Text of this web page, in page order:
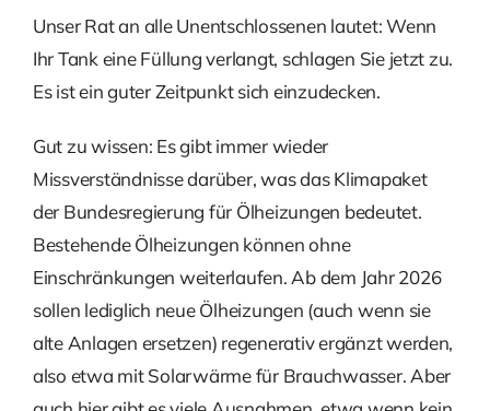
Unser Rat an alle Unentschlossenen lautet: Wenn
Ihr Tank eine Füllung verlangt, schlagen Sie jetzt zu.
Es ist ein guter Zeitpunkt sich einzudecken.
Gut zu wissen: Es gibt immer wieder
Missverständnisse darüber, was das Klimapaket
der Bundesregierung für Ölheizungen bedeutet.
Bestehende Ölheizungen können ohne
Einschränkungen weiterlaufen. Ab dem Jahr 2026
sollen lediglich neue Ölheizungen (auch wenn sie
alte Anlagen ersetzen) regenerativ ergänzt werden,
also etwa mit Solarwärme für Brauchwasser. Aber